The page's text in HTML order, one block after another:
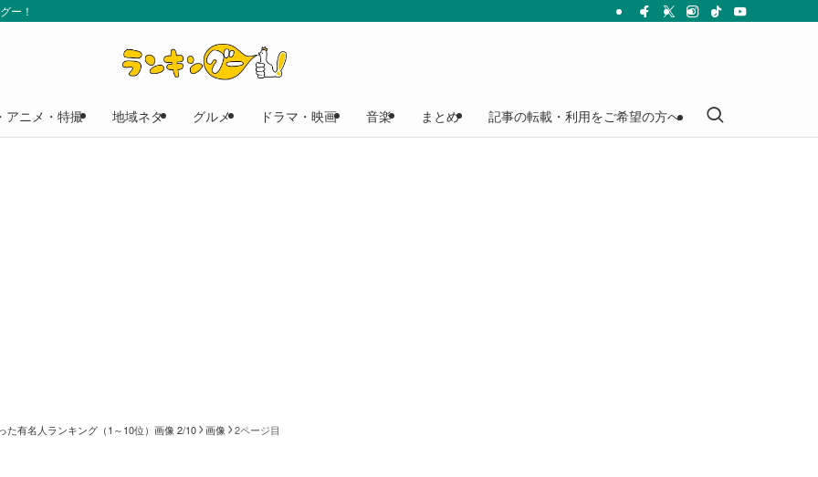
ー！
アニメ・特撮 地域ネタ グルメ ドラマ・映画 音楽 まとめ 記事の転載・利用をご希望の方へ
た有名人ランキング（1～10位）画像 2/10 画像 2ページ目